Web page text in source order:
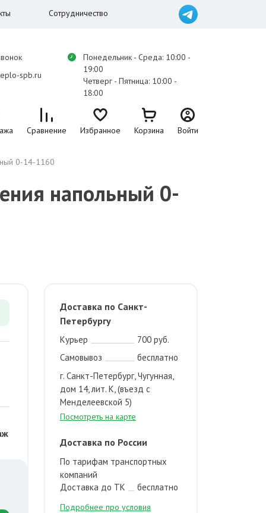
Сотрудничество
spb.ru
Понедельник - Среда: 10:00 -
19:00
Четверг - Пятница: 10:00 -
18:00
Сравнение Избранное Корзина Войти
0-14-1160
напольный 0-
Доставка по Санкт-
Петербургу
Курьер
700 руб.
Самовывоз
бесплатно
г. Санкт-Петербург, Чугунная,
дом 14, лит. К, (въезд с
Менделеевской 5)
Посмотреть на карте
Доставка по России
По тарифам транспортных
компаний
Доставка до ТК
бесплатно
Подробнее про условия